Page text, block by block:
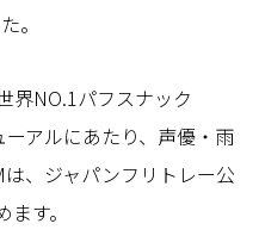
。
界NO.1パフスナック
アルにあたり、声優・雨
、ジャパンフリトレー公
す。